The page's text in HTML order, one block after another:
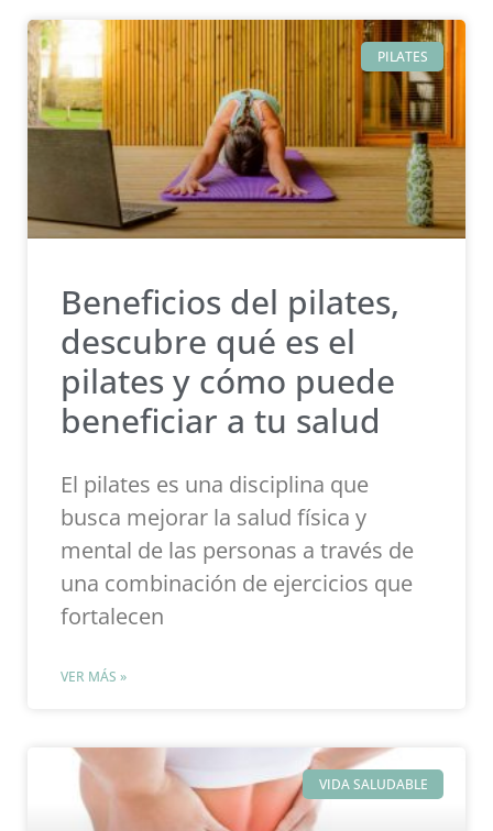
PILATES
Beneficios del pilates,
descubre qué es el
pilates y cómo puede
beneficiar a tu salud
El pilates es una disciplina que
busca mejorar la salud física y
mental de las personas a través de
una combinación de ejercicios que
fortalecen
VER MÁS »
VIDA SALUDABLE